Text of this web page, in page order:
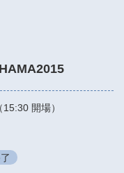
15:30 開場）